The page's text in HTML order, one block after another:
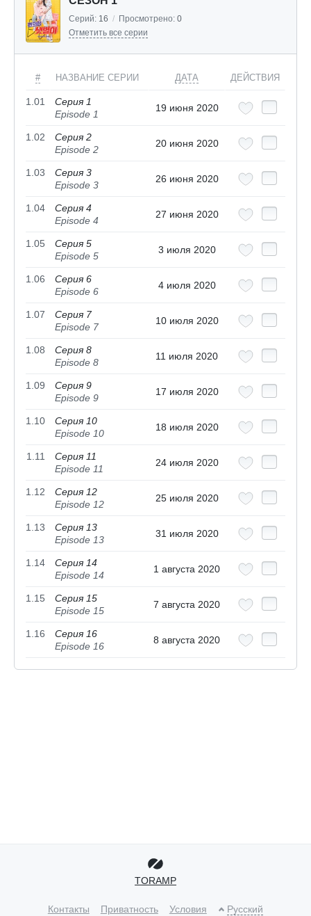
Серий: 16 / Просмотрено: 0
Отметить все серии
# НАЗВАНИЕ СЕРИИ ДАТА ДЕЙСТВИЯ
1.01
Серия 1
Episode 1
19 июня 2020
1.02
Серия 2
Episode 2
20 июня 2020
1.03
Серия 3
Episode 3
26 июня 2020
1.04
Серия 4
Episode 4
27 июня 2020
1.05
Серия 5
Episode 5
3 июля 2020
1.06
Серия 6
Episode 6
4 июля 2020
1.07
Серия 7
Episode 7
10 июля 2020
1.08
Серия 8
Episode 8
11 июля 2020
1.09
Серия 9
Episode 9
17 июля 2020
1.10
Серия 10
Episode 10
18 июля 2020
1.11
Серия 11
Episode 11
24 июля 2020
1.12
Серия 12
Episode 12
25 июля 2020
1.13
Серия 13
Episode 13
31 июля 2020
1.14
Серия 14
Episode 14
1 августа 2020
1.15
Серия 15
Episode 15
7 августа 2020
1.16
Серия 16
Episode 16
8 августа 2020
TORAMP
Контакты Приватность Условия Русский